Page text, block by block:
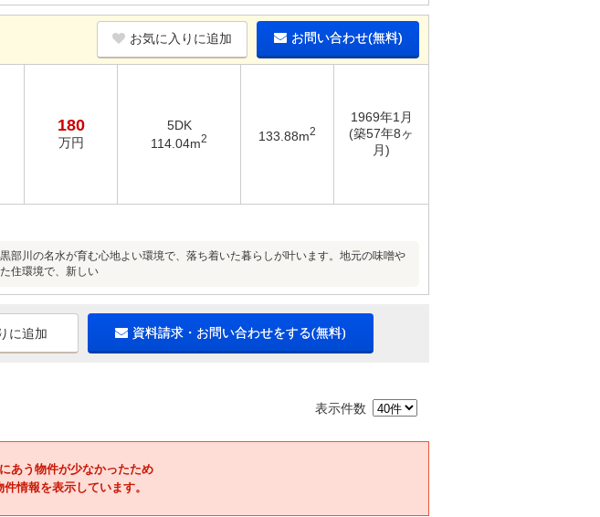
お気に入りに追加 お問い合わせ(無料)
180
万円
5DK
114.04m2 133.88m2
1969年1月
(築57年8ヶ
月)
部川の名水が育む心地よい環境で、落ち着いた暮らしが叶います。地元の味噌や
住環境で、新しい
に追加 資料請求・お問い合わせをする(無料)
表示件数
あう物件が少なかったため
情報を表示しています。